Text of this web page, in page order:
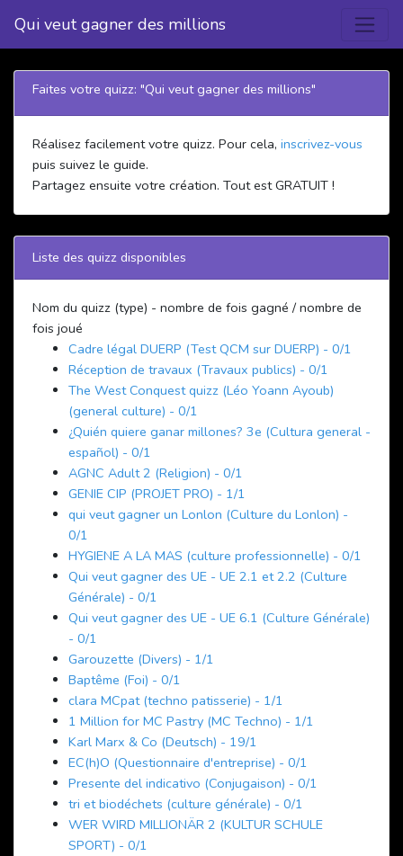
Qui veut gagner des millions
Faites votre quizz: "Qui veut gagner des millions"
Réalisez facilement votre quizz. Pour cela, inscrivez-vous
puis suivez le guide.
Partagez ensuite votre création. Tout est GRATUIT !
Liste des quizz disponibles
Nom du quizz (type) - nombre de fois gagné / nombre de
fois joué
Cadre légal DUERP (Test QCM sur DUERP) - 0/1
Réception de travaux (Travaux publics) - 0/1
The West Conquest quizz (Léo Yoann Ayoub)
(general culture) - 0/1
¿Quién quiere ganar millones? 3e (Cultura general -
español) - 0/1
AGNC Adult 2 (Religion) - 0/1
GENIE CIP (PROJET PRO) - 1/1
qui veut gagner un Lonlon (Culture du Lonlon) -
0/1
HYGIENE A LA MAS (culture professionnelle) - 0/1
Qui veut gagner des UE - UE 2.1 et 2.2 (Culture
Générale) - 0/1
Qui veut gagner des UE - UE 6.1 (Culture Générale)
- 0/1
Garouzette (Divers) - 1/1
Baptême (Foi) - 0/1
clara MCpat (techno patisserie) - 1/1
1 Million for MC Pastry (MC Techno) - 1/1
Karl Marx & Co (Deutsch) - 19/1
EC(h)O (Questionnaire d'entreprise) - 0/1
Presente del indicativo (Conjugaison) - 0/1
tri et biodéchets (culture générale) - 0/1
WER WIRD MILLIONÄR 2 (KULTUR SCHULE
SPORT) - 0/1